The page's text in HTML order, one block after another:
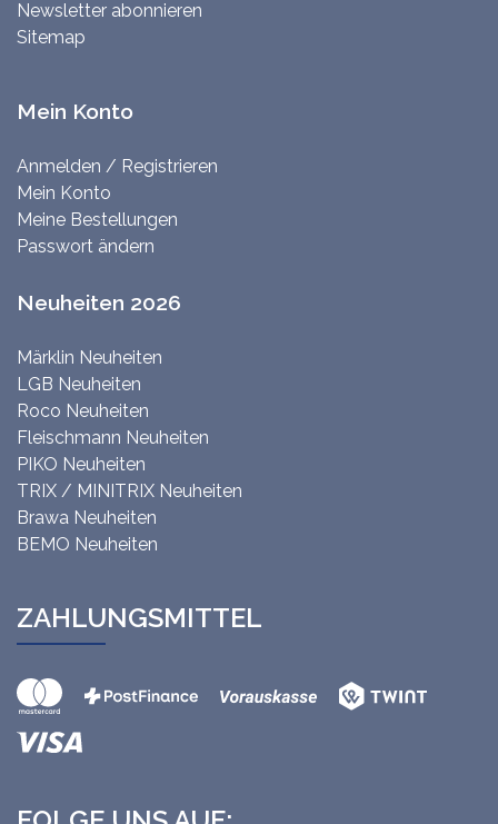
Newsletter abonnieren
Sitemap
Mein Konto
Anmelden / Registrieren
Mein Konto
Meine Bestellungen
Passwort ändern
Neuheiten 2026
Märklin Neuheiten
LGB Neuheiten
Roco Neuheiten
Fleischmann Neuheiten
PIKO Neuheiten
TRIX / MINITRIX Neuheiten
Brawa Neuheiten
BEMO Neuheiten
ZAHLUNGSMITTEL